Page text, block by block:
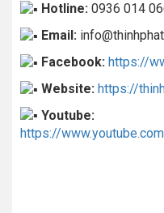
Hotline: 0936 014
Email:
Facebook: https://
Website: https://
Youtube:
https://